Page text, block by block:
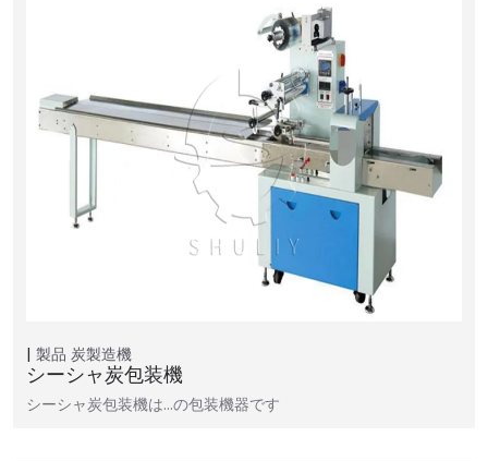
製品 炭製造機
シーシャ炭包装機
シーシャ炭包装機は…の包装機器です